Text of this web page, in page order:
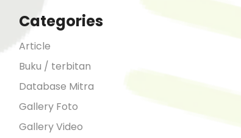
Categories
Article
Buku / terbitan
Database Mitra
Gallery Foto
Gallery Video